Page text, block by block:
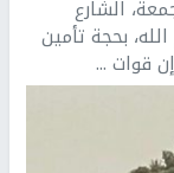
الشارع
بحجة تأمين
قوات ...